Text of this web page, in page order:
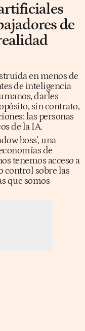
de
en menos de
de inteligencia
darles
sin contrato,
las personas
de la IA.
boss', una
de
tenemos acceso a
control sobre las
que somos